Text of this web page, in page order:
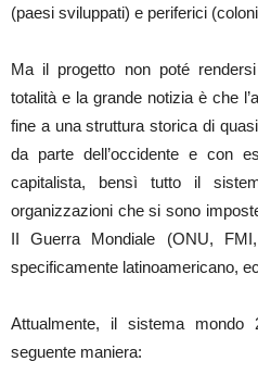
(paesi sviluppati) e periferici
Ma il progetto non poté
totalità e la grande notizia è che
fine a una struttura storica di
da parte dell’occidente e con
capitalista, bensì tutto il
organizzazioni che si sono
II Guerra Mondiale (ONU,
specificamente latinoamericano,
Attualmente, il sistema mondo
seguente maniera: